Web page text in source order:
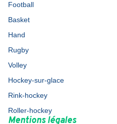
Football
Basket
Hand
Rugby
Volley
Hockey-sur-glace
Rink-hockey
Roller-hockey
Mentions légales